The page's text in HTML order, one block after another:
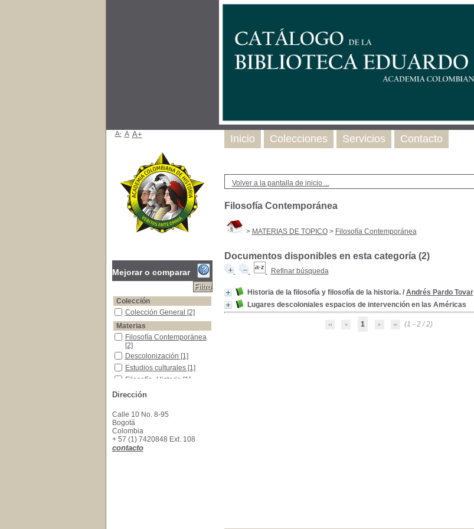
Volver a la pantalla de inicio ...
Filosofía Contemporánea
> MATERIAS DE TOPICO> Filosofía Contemporánea
Documentos disponibles en esta categoría (2)
Refinar búsqueda
Historia de la filosofía y filosofía de la historia./ Andrés Pardo Tovar
Lugares descoloniales espacios de intervención en las Américas
1 (1 - 2 / 2)
Inicio Colecciones Servicios Contacto
A- A A+
Mejorar o comparar
Colección
Colección General
Colección General [2]
Materias
Filosofía Contemporánea
Filosofía Contemporánea
[2]
Descolonización
Descolonización [1]
Estudios culturales
Estudios culturales [1]
Filosofía -Historia
Filosofía -Historia [1]
Multiculturalismo
Multiculturalismo
Dirección
Calle 10 No. 8-95
Bogotá
Colombia
+ 57 (1) 7420848 Ext. 108
contacto